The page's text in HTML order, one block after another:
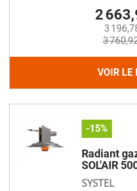
2
3
3
VOIR LE
-15%
Radiant
SOL'AIR
SYSTEL